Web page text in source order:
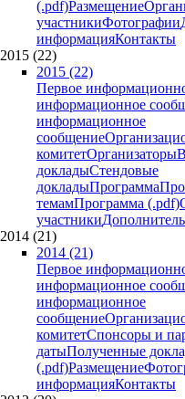
(.pdf)Размещение
участникиФотографии
информацияКонтакты
2015 (22)
2015 (22)
Первое
информационное
информационное
сообщение
комитетОрганизаторы
докладыСтендовые
докладыПрограмма
темамПрограмма (.pdf)
участники
2014 (21)
2014 (21)
Первое
информационное
информационное
сообщение
комитетСпонсоры и
датыПолученные
(.pdf)Размещение
информацияКонтакты